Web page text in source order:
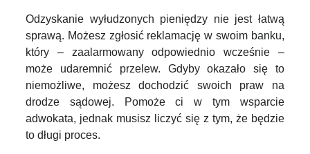
Odzyskanie wyłudzonych pieniędzy nie jest łatwą
sprawą. Możesz zgłosić reklamację w swoim banku,
który – zaalarmowany odpowiednio wcześnie –
może udaremnić przelew. Gdyby okazało się to
niemożliwe, możesz dochodzić swoich praw na
drodze sądowej. Pomoże ci w tym wsparcie
adwokata, jednak musisz liczyć się z tym, że będzie
to długi proces.